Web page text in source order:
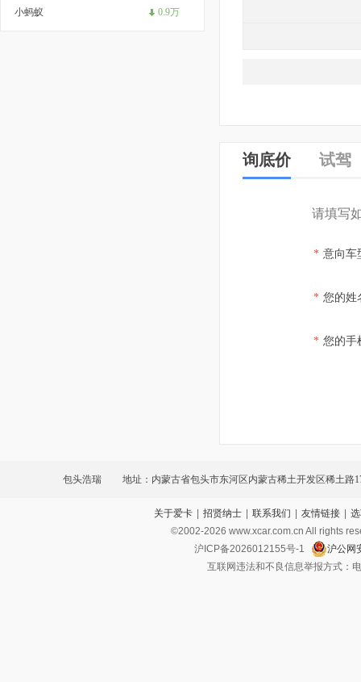
小蚂蚁 0.9万
询底价 试驾
请填写
* 意向车
* 您的姓
* 您的手
包头浩瑞 地址：内蒙古省包头市东河区内蒙古稀土开发区稀土路
关于爱卡 | 招贤纳士 | 联系我们 | 友情链接 |
©2002-2026 www.xcar.com.cn All rights
沪ICP备2026012155号-1
沪公网
互联网违法和不良信息举报方式：